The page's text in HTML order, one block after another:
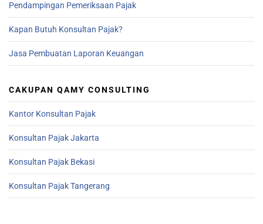
Pendampingan Pemeriksaan Pajak
Kapan Butuh Konsultan Pajak?
Jasa Pembuatan Laporan Keuangan
CAKUPAN QAMY CONSULTING
Kantor Konsultan Pajak
Konsultan Pajak Jakarta
Konsultan Pajak Bekasi
Konsultan Pajak Tangerang